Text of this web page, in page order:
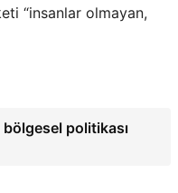
“insanlar olmayan,
politikası